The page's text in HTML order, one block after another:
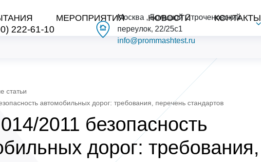
222-61-10
Москва , Большой Строченовский
переулок, 22/25с1
info@prommashtest.ru
МЕРОПРИЯТИЯ НОВОСТИ КОНТАКТЫ
статьи
автомобильных дорог: требования, перечень стандартов
2011 безопасность
дорог: требования,